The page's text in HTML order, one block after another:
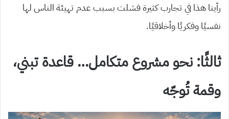
رأينا هذا في تجارب كثيرة فشلت بسبب عدم تهيئة الناس لها
نفسيًا وفكريًا وأخلاقيًا.
ثالثًا: نحو مشروع متكامل… قاعدة تبني،
وقمة تُوجّه